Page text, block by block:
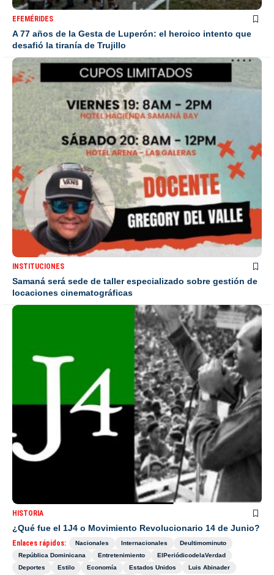
EFEMÉRIDES
A 77 años de la Gesta de Luperón: el heroico intento que
desafió la tiranía de Trujillo
INSTITUCIONES
Samaná será sede de taller especializado sobre gestión de
locaciones cinematográficas
HISTORIA
¿Qué fue el 1J4 o Movimiento Revolucionario 14 de Junio?
Enlaces rápidos: Nacionales Internacionales
Deultimominuto
República Dominicana
Entretenimiento
ElPeriódicodelaVerdad
Deportes
Estilo Economía Estados Unidos
Luis Abinader